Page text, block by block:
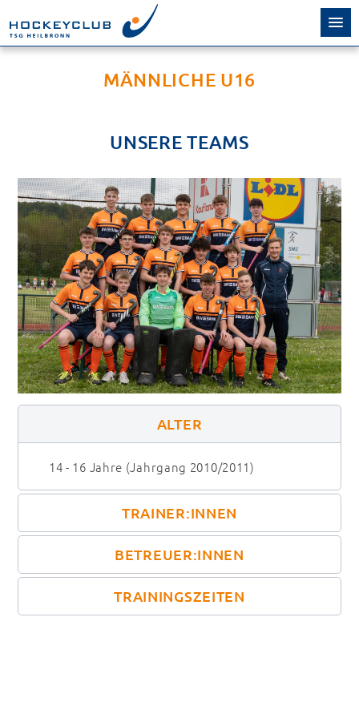
MÄNNLICHE U16
UNSERE TEAMS
ALTER
14 - 16 Jahre (Jahrgang 2010/2011)
TRAINER:INNEN
BETREUER:INNEN
TRAININGSZEITEN